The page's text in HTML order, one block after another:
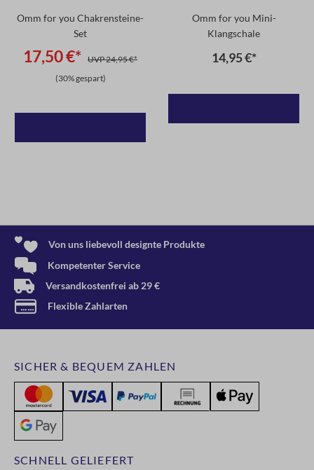
Omm for you Chakrensteine-
Set
17,50 €*
UVP 24,95 €*
(30% gespart)
Omm for you Mini-
Klangschale
14,95 €*
Von uns liebevoll designte Produkte
Kompetenter Service
Versandkostenfrei ab 29 €
Flexible Zahlarten
SCHNELL GELIEFERT
SICHER & BEQUEM ZAHLEN